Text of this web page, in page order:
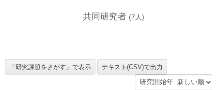
共同研究者 (7 人)